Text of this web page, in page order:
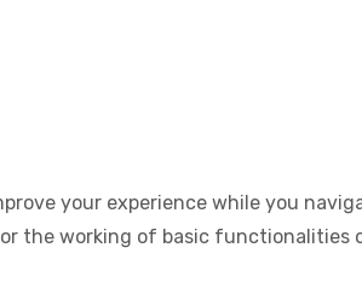
your experience while you
the working of basic functionalities